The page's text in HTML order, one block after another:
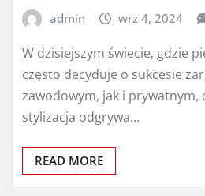
admin wrz 4, 2024
W dzisiejszym świecie, gdzie
często decyduje o sukcesie
zawodowym, jak i prywatnym,
stylizacja odgrywa…
READ MORE